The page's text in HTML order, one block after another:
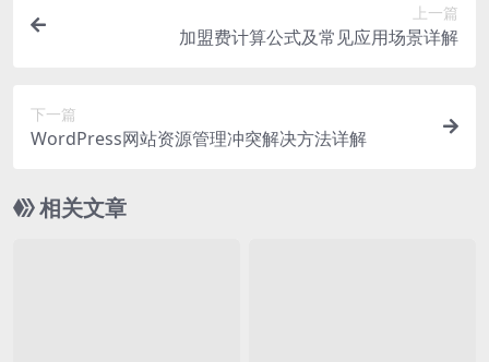
上一篇
加盟费计算公式及常见应用场景详解
下一篇
WordPress网站资源管理冲突解决方法详解
相关文章